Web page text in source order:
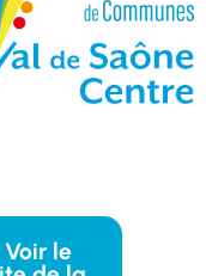
Voir le